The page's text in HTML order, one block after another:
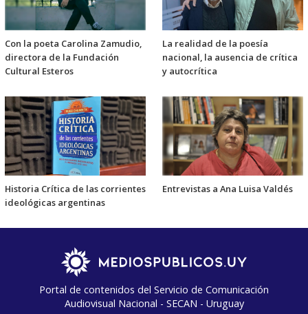
Con la poeta Carolina Zamudio,
directora de la Fundación
Cultural Esteros
La realidad de la poesía
nacional, la ausencia de crítica
y autocrítica
Historia Crítica de las corrientes
ideológicas argentinas
Entrevistas a Ana Luisa Valdés
Portal de contenidos del Servicio de Comunicación
Audiovisual Nacional - SECAN - Uruguay